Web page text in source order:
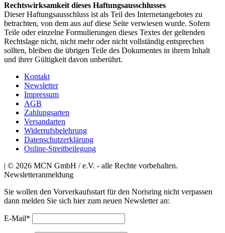
Rechtswirksamkeit dieses Haftungsausschlusses
Dieser Haftungsausschluss ist als Teil des Internetangebotes zu
betrachten, von dem aus auf diese Seite verwiesen wurde. Sofern
Teile oder einzelne Formulierungen dieses Textes der geltenden
Rechtslage nicht, nicht mehr oder nicht vollständig entsprechen
sollten, bleiben die übrigen Teile des Dokumentes in ihrem Inhalt
und ihrer Gültigkeit davon unberührt.
Kontakt
Newsletter
Impressum
AGB
Zahlungsarten
Versandarten
Widerrufsbelehrung
Datenschutzerklärung
Online-Streitbeilegung
| © 2026 MCN GmbH / e.V. - alle Rechte vorbehalten.
Newsletteranmeldung
Sie wollen den Vorverkaufsstart für den Norisring nicht verpassen
dann melden Sie sich hier zum neuen Newsletter an:
E-Mail*